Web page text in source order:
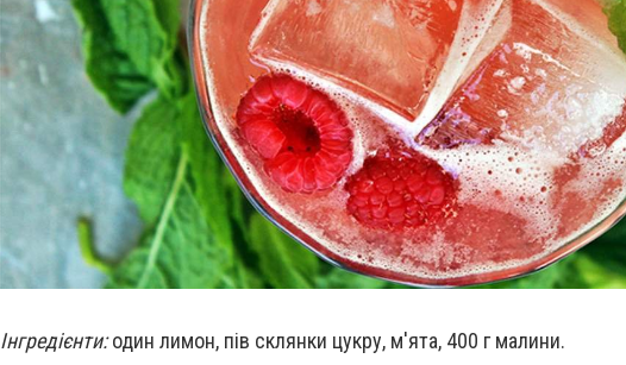
Інгредієнти:один лимон, пів склянки цукру, м'ята, 400 г малини.